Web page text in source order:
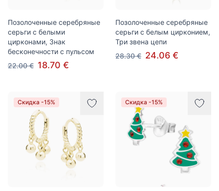
Позолоченные серебряные
серьги с белыми
цирконами, Знак
бесконечности с пульсом
22.00 € 18.70 €
Позолоченные серебряные
серьги с белым цирконием,
Три звена цепи
28.30 € 24.06 €
Скидка -15% Скидка -15%